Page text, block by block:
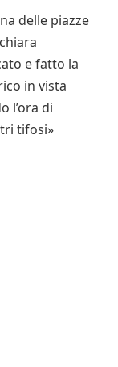
delle piazze
e fatto la
in vista
l’ora di
tifosi»